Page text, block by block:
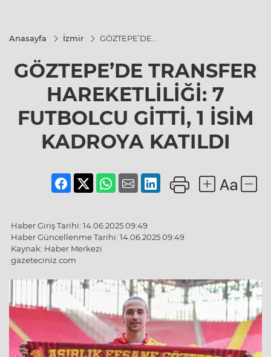
Anasayfa İzmir
GÖZTEPE’DE
7 FUTBOLCU
GİTTİ, 1 İSİM
KADROYA
KATILDI
GÖZTEPE’DE TRANSFER
HAREKETLİLİĞİ: 7
FUTBOLCU GİTTİ, 1 İSİM
KADROYA KATILDI
Haber Giriş Tarihi: 14.06.2025 09:49
Haber Güncellenme Tarihi: 14.06.2025 09:49
Kaynak: Haber Merkezi
gazeteciniz.com